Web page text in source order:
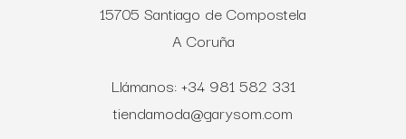
15705 Santiago de Compostela
A Coruña
Llámanos: +34 981 582 331
tiendamoda@garysom.com